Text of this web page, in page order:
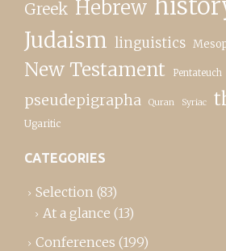
Greek Hebrew
Judaism linguistics
New Testament Pentateuch
pseudepigrapha Quran Syriac
Ugaritic
CATEGORIES
Selection (83)
At a glance (13)
Conferences (199)